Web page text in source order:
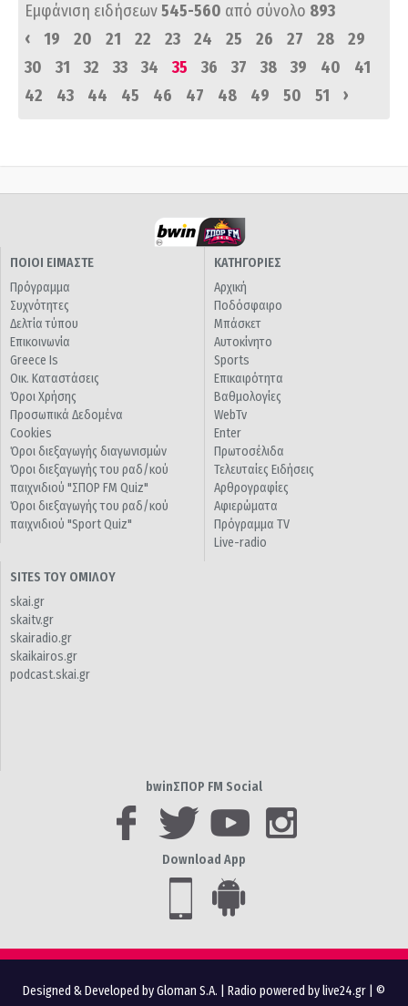
Εμφάνιση ειδήσεων545-560 από σύνολο 893
‹
19 20 21 22 23 24 25 26 27 28
29
30
31 32 33 34 35 36 37 38 39 40
41
42
43 44 45 46 47 48 49 50 51 ›
ΠΟΙΟΙ ΕΙΜΑΣΤΕ
Πρόγραμμα
Συχνότητες
Δελτία τύπου
Επικοινωνία
Greece Is
Οικ. Καταστάσεις
Όροι Χρήσης
Προσωπικά Δεδομένα
Cookies
Όροι διεξαγωγής διαγωνισμών
Όροι διεξαγωγής του ραδ/κού
παιχνιδιού "ΣΠΟΡ FM Quiz"
Όροι διεξαγωγής του ραδ/κού
παιχνιδιού "Sport Quiz"
ΚΑΤΗΓΟΡΙΕΣ
Αρχική
Ποδόσφαιρο
Μπάσκετ
Αυτοκίνητο
Sports
Επικαιρότητα
Βαθμολογίες
WebTv
Enter
Πρωτοσέλιδα
Τελευταίες Ειδήσεις
Αρθρογραφίες
Αφιερώματα
Πρόγραμμα TV
Live-radio
SITES ΤΟΥ ΟΜΙΛΟΥ
skai.gr
skaitv.gr
skairadio.gr
skaikairos.gr
podcast.skai.gr
bwinΣΠΟΡ FM Social
Download App
Designed & Developed by Gloman S.A. Radio powered by live24.gr | ©